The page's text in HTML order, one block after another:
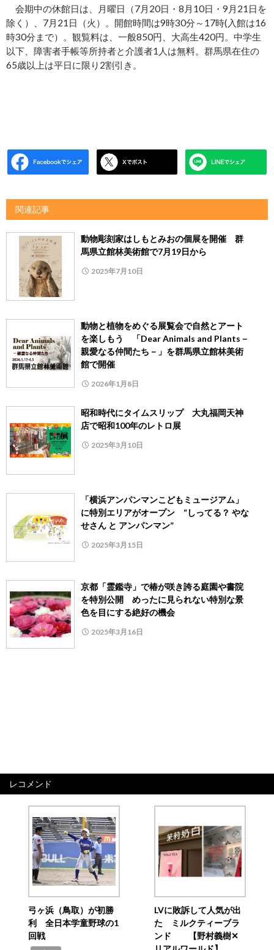
会期中の休館日は、月曜日（7月20日・8月10日・9月21日を
除く）、7月21日（火）。開館時間は9時30分～17時(入館は16
時30分まで）。観覧料は、一般850円、大高生420円。中学生
以下、障害者手帳等所持者と介護者1人は無料。群馬県在住の
65歳以上は平日に限り2割引き。
関連記事
動物彫刻家はしもとみおの個展を開催 群
馬県立館林美術館で7月19日から
2025年7月10日
動物と植物をめぐる展覧会で自然とアート
を楽しもう 「Dear Animals and Plants－
親愛なる仲間たち－」を群馬県立館林美術
館で開催
2026年1月8日
昭和時代にタイムスリップ 大丸福岡天神
店で昭和100年のレトロ展
2025年3月10日
「横浜アンパンマンこどもミュージアム」
に特別エリアがオープン “しってる？ やな
せさん と アンパンマン”
2025年3月15日
京都「霊鑑寺」で椿が咲き誇る庭園や書院
を特別公開 めったに見られない特別な景
色を目にする絶好の機会
2025年3月16日
レコメンド
弓ヶ浜（鳥取）が初勝
利 全日本学童野球の1
回戦
LVに敗訴して人気が出
た ミルクティーブラ
ンド 【野村義樹✕